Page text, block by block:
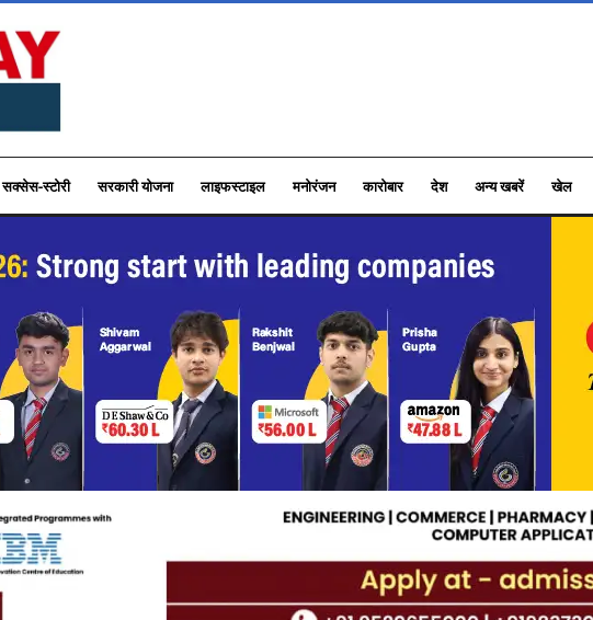
सक्सेस-स्टोरी सरकारी योजना लाइफस्टाइल मनोरंजन कारोबार देश अन्य खबरें खेल